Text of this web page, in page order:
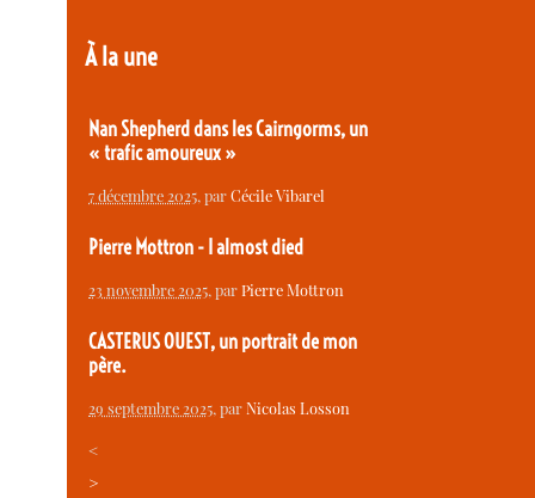
À la une
Nan Shepherd dans les Cairngorms, un
« trafic amoureux »
7 décembre 2025, parCécile Vibarel
Pierre Mottron - I almost died
23 novembre 2025, parPierre Mottron
CASTERUS OUEST, un portrait de mon
père.
29 septembre 2025, parNicolas Losson
<
>